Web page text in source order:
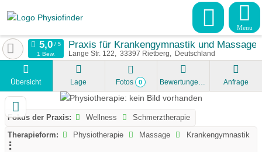
Menu
Praxis für Krankengymnastik und Massage
Lange Str. 122 33397 Rietberg Deutschland
1 Bew.
Übersicht Lage Fotos 0 Bewertungen Anfrage
Fokus der Praxis: Wellness
Schmerztherapie
Therapieform:
Physiotherapie Massage Krankengymnastik